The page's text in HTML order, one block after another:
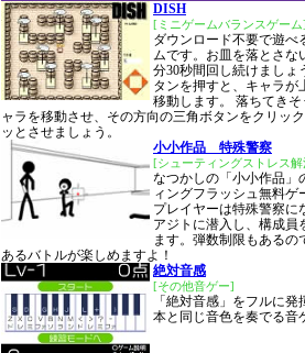
DISH
[ミニゲームバランスゲーム]
ダウンロード不要で遊べ
ムです。お皿を落とさな
分30秒間回し続けましょ
タンを押すと、キャラが
移動します。 落ちてきそ
ャラを移動させ、その方向の三角ボタンをクリッ
ッとさせましょう。
小小作品 特殊警察
[シューティングストレス
なつかしの「小小作品」
ィングフラッシュ無料ゲ
プレイヤーは特殊警察に
アジトに潜入し、構成員
ます。弾数制限もあるの
あるバトルが楽しめますよ！
絶対音感
[その他音ゲー]
「絶対音感」をフルに発
本と同じ音色を奏でる音